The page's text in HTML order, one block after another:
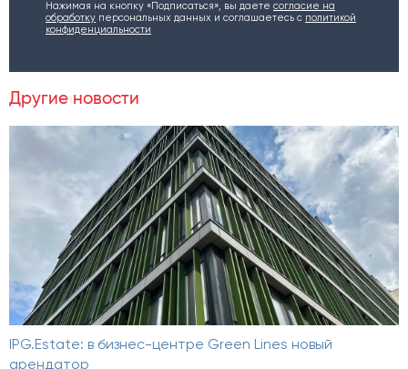
Нажимая на кнопку «Подписаться», вы даете согласие на
обработку персональных данных и соглашаетесь c политикой
конфиденциальности
Другие новости
IPG.Estate: в бизнес-центре Green Lines новый
арендатор